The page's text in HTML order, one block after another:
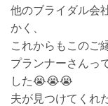
他のブライダル会
かく、
これからもこのご
プランナーさんっ
した😭😭😭
夫が見つけてくれ